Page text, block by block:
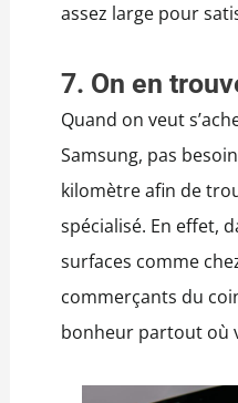
assez large pour
7. On en
Quand on veut
Samsung, pas
kilomètre afin de
spécialisé. En effet,
surfaces comme
commerçants du
bonheur partout où